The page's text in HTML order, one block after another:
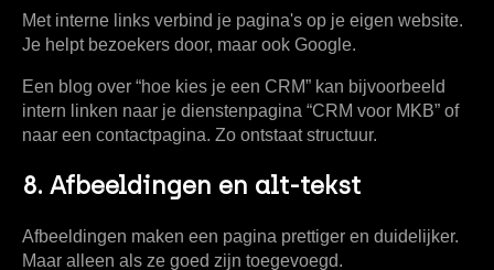
Met interne links verbind je pagina's op je eigen website.
Je helpt bezoekers door, maar ook Google.
Een blog over “hoe kies je een CRM” kan bijvoorbeeld
intern linken naar je dienstenpagina “CRM voor MKB” of
naar een contactpagina. Zo ontstaat structuur.
8. Afbeeldingen en alt-tekst
Afbeeldingen maken een pagina prettiger en duidelijker.
Maar alleen als ze goed zijn toegevoegd.